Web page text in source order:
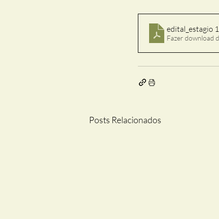
edital_estagio 1
Fazer download
Posts Relacionados